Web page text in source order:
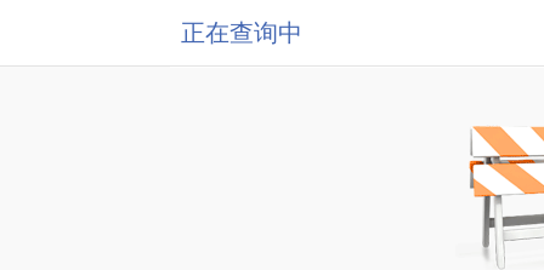
正在查询中